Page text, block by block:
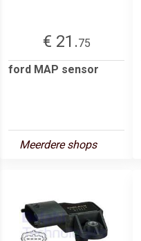
€ 21.75
ford MAP sensor
Meerdere shops